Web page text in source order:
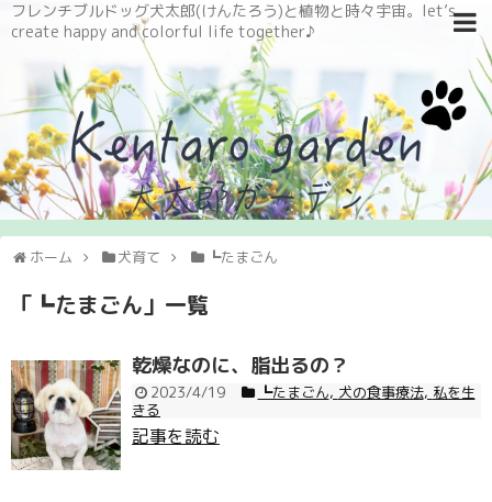
フレンチブルドッグ犬太郎(けんたろう)と植物と時々宇宙。let’s
create happy and colorful life together♪
ホーム 犬育て ┗たまごん
「 ┗たまごん 」 一覧
乾燥なのに、脂出るの？
2023/4/19 ┗たまごん, 犬の食事療法, 私を生
きる
記事を読む